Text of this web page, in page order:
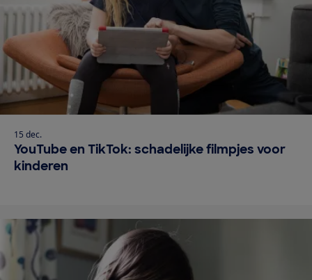
15 dec.
YouTube en TikTok: schadelijke filmpjes voor
kinderen